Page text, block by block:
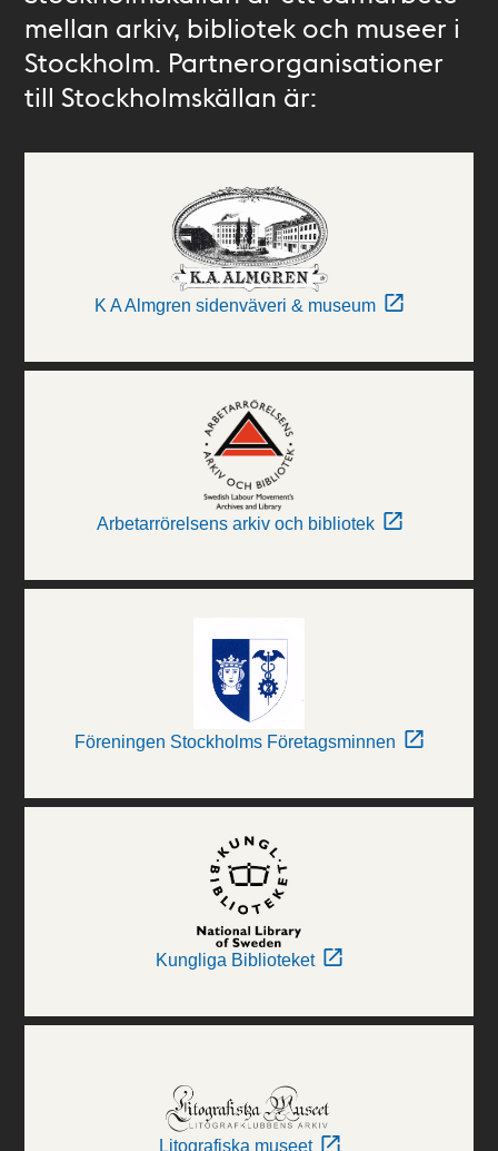
mellan arkiv, bibliotek och museer i
Stockholm. Partnerorganisationer
till Stockholmskällan är:
K A Almgren sidenväveri & museum
Arbetarrörelsens arkiv och bibliotek
Föreningen Stockholms Företagsminnen
Kungliga Biblioteket
Litografiska museet